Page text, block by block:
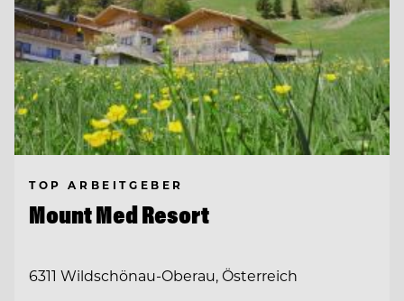
TOP ARBEITGEBER
Mount Med Resort
6311 Wildschönau-Oberau, Österreich